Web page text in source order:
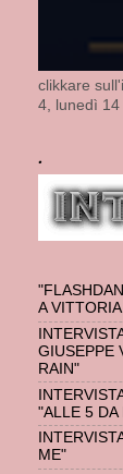
clikkare
4, lunedì
.
A
GIUSEPPE
RAIN"
"ALLE 5 DA
ME"